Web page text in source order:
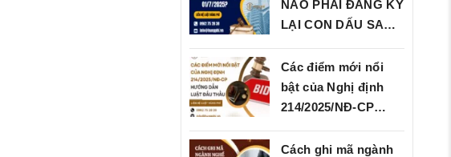
NÀO PHẢI ĐĂNG KÝ
LẠI CON DẤU SAU
Các điểm mới nổi
bật của Nghị định
214/2025/NĐ‑CP…
Cách ghi mã ngành